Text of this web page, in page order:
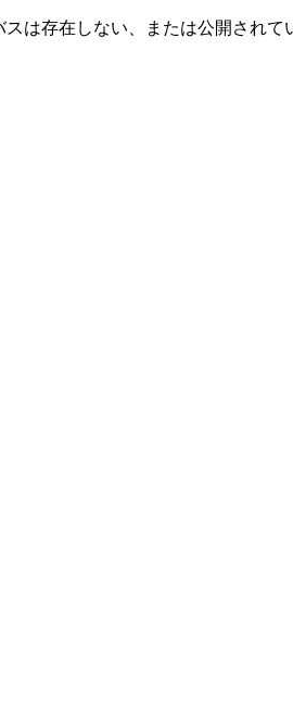
は存在しない、または公開されて